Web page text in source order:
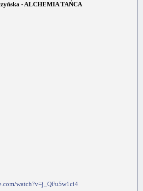
- ALCHEMIA TAŃCA
watch?v=j_QFu5w1ci4